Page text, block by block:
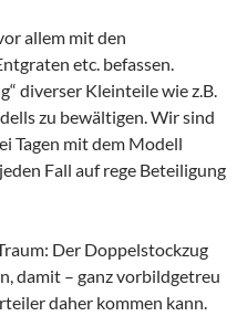
allem mit den
etc. befassen.
diverser Kleinteile wie z.B.
zu bewältigen. Wir sind
Tagen mit dem Modell
Fall auf rege Beteiligung
Der Doppelstockzug
damit – ganz vorbildgetreu
daher kommen kann.